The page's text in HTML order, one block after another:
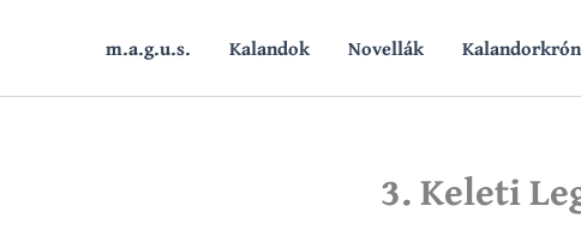
m.a.g.u.s. Kalandok Novellák
3. Keleti